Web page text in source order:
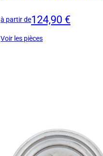
à partir de124,90 €
Voir les pièces